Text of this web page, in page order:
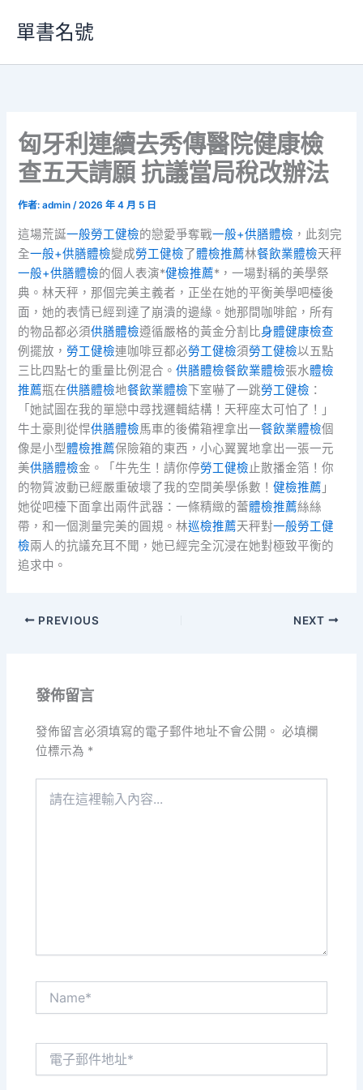
要
單書名號
匈牙利連續去秀傳醫院健康檢
查五天請願 抗議當局稅改辦法
作者:admin/2026 年 4 月 5 日
這場荒誕一般勞工健檢的戀愛爭奪戰一般+供膳體檢 ，此刻完
全一般+供膳體檢變成勞工健檢了體檢推薦林餐飲業體檢天秤
一般+供膳體檢的個人表演*健檢推薦*，一場對稱的美學祭
典。林天秤，那個完美主義者，正坐在她的平衡美學吧檯後
面，她的表情已經到達了崩潰的邊緣。她那間咖啡館，所有
的物品都必須供膳體檢遵循嚴格的黃金分割比身體健康檢查
例擺放， 勞工健檢連咖啡豆都必勞工健檢須勞工健檢以五點
三比四點七的重量比例混合。供膳體檢餐飲業體檢張水體檢
推薦瓶在供膳體檢地餐飲業體檢下室嚇了一跳勞工健檢 ：
「她試圖在我的單戀中尋找邏輯結構！天秤座太可怕了！」
牛土豪則從悍供膳體檢馬車的後備箱裡拿出一餐飲業體檢個
像是小型體檢推薦保險箱的東西，小心翼翼地拿出一張一元
美供膳體檢金。「牛先生！請你停勞工健檢止散播金箔！你
的物質波動已經嚴重破壞了我的空間美學係數！健檢推薦 」
她從吧檯下面拿出兩件武器：一條精緻的蕾體檢推薦絲絲
帶，和一個測量完美的圓規。林巡檢推薦天秤對一般勞工健
檢兩人的抗議充耳不聞，她已經完全沉浸在她對極致平衡的
追求中。
PREVIOUS NEXT
發佈留言
發佈留言必須填寫的電子郵件地址不會公開。 必填欄
位標示為 *